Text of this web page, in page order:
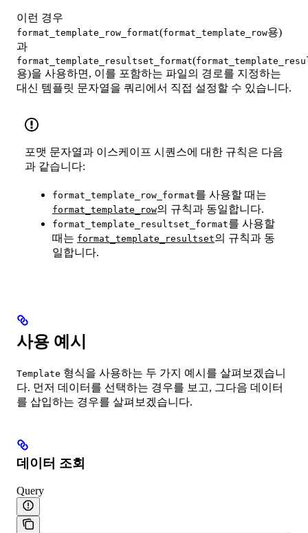
이런 경우
format_template_row_format(format_template_row용)
과
format_template_resultset_format(
용)을 사용하면, 이를 포함하는 파일의 경로를 지정하는
대신 템플릿 문자열을 쿼리에서 직접 설정할 수 있습니다.
포맷 문자열과 이스케이프 시퀀스에 대한 규칙은 다음
과 같습니다:
format_template_row_format를 사용할 때는
format_template_row의 규칙과 동일합니다.
format_template_resultset_format를 사용할
때는 format_template_resultset의 규칙과 동
일합니다.
사용 예시
Template 형식을 사용하는 두 가지 예시를 살펴보겠습니
다. 먼저 데이터를 선택하는 경우를 보고, 그다음 데이터
를 삽입하는 경우를 살펴보겠습니다.
데이터 조회
Query